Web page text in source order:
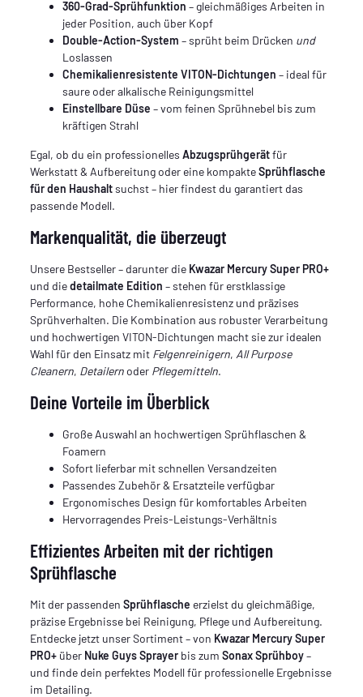
360-Grad-Sprühfunktion – gleichmäßiges Arbeiten in
jeder Position, auch über Kopf
Double-Action-System – sprüht beim Drücken und
Loslassen
Chemikalienresistente VITON-Dichtungen – ideal für
saure oder alkalische Reinigungsmittel
Einstellbare Düse – vom feinen Sprühnebel bis zum
kräftigen Strahl
Egal, ob du ein professionellesAbzugsprühgerätfür
Werkstatt & Aufbereitung oder eine kompakteSprühflasche
für den Haushaltsuchst – hier findest du garantiert das
passende Modell.
Markenqualität, die überzeugt
Unsere Bestseller – darunter die Kwazar Mercury Super PRO+
und diedetailmate Edition – stehen für erstklassige
Performance, hohe Chemikalienresistenz und präzises
Sprühverhalten. Die Kombination aus robuster Verarbeitung
und hochwertigen VITON-Dichtungen macht sie zur idealen
Wahl für den Einsatz mit Felgenreinigern, All Purpose
Cleanern, Detailernoder Pflegemitteln.
Deine Vorteile im Überblick
Große Auswahl an hochwertigen Sprühflaschen &
Foamern
Sofort lieferbar mit schnellen Versandzeiten
Passendes Zubehör & Ersatzteile verfügbar
Ergonomisches Design für komfortables Arbeiten
Hervorragendes Preis-Leistungs-Verhältnis
Effizientes Arbeiten mit der richtigen
Sprühflasche
Mit der passendenSprühflasche erzielst du gleichmäßige,
präzise Ergebnisse bei Reinigung, Pflege und Aufbereitung.
Entdecke jetzt unser Sortiment – von Kwazar Mercury Super
PRO+ über Nuke Guys Sprayer bis zumSonax Sprühboy–
und finde dein perfektes Modell für professionelle Ergebnisse
im Detailing.